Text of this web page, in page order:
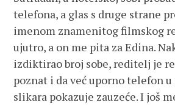
telefona, a glas s druge strane
imenom znamenitog filmskog
ujutro, a on me pita za Edina.
izdiktirao broj sobe, reditelj je
poznat i da već uporno telefon u
slikara pokazuje zauzeće. I još